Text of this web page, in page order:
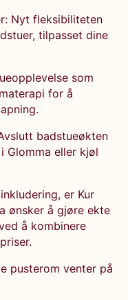
Nyt fleksibiliteten
tilpasset dine
som
for å
badstueøkten
Glomma eller kjøl
er Kur
ønsker å gjøre ekte
å kombinere
pusterom venter på